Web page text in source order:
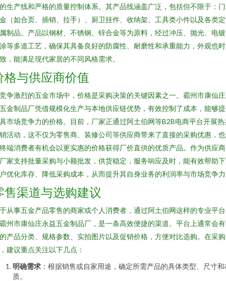
生产线和严格的质量控制体系。其产品线涵盖广泛，包括但不限于：
（如合页、插销、拉手）、厨卫挂件、收纳架、工具类小件以及各类
制品。产品以钢材、不锈钢、锌合金等为原料，经过冲压、抛光、电
等多道工艺，确保其具备良好的防腐性、耐磨性和承重能力，外观也
，能满足现代家居的不同风格需求。
格与供应商价值
争激烈的五金市场中，价格是采购决策的关键因素之一。霸州市康仙
金制品厂凭借规模化生产与本地供应链优势，有效控制了成本，能够
市场竞争力的价格。目前，厂家正通过阿土伯网等B2B电商平台开展热
活动，这不仅为零售商、装修公司等供应商带来了直接的采购优惠，
端消费者有机会以更实惠的价格获得厂价直供的优质产品。作为供应
家支持批量采购与小额批发，供货稳定，服务响应及时，能有效帮助
优化库存、降低采购成本，从而提升其自身业务的利润率与市场竞争
售渠道与选购建议
从事五金产品零售的商家或个人消费者，通过阿土伯网这样的专业平
州市康仙庄永益五金制品厂，是一条高效便捷的渠道。平台上通常会
产品分类、规格参数、实拍图片以及促销价格，方便对比选购。在采购
建议重点关注以下几点：
明确需求 ：根据销售或自家用途，确定所需产品的具体类型、尺寸和
质。